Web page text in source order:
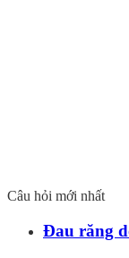
Câu hỏi mới nhất
Đau răng